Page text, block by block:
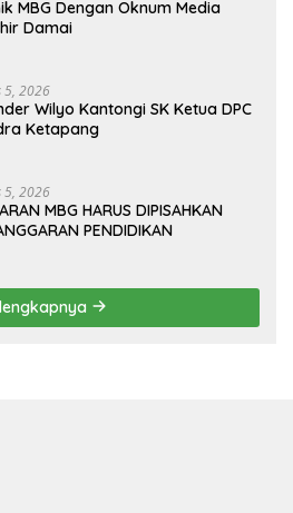
MBG Dengan Oknum Media
Damai
5, 2026
Wilyo Kantongi SK Ketua DPC
Ketapang
5, 2026
MBG HARUS DIPISAHKAN
PENDIDIKAN